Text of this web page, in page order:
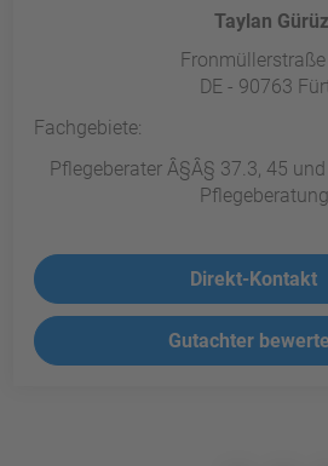
Taylan Gürüz
DE - 90763
Fachgebiete:
Pflegeberater Â§Â§ 37.3, 45
Direkt-Kontakt
Gutachter